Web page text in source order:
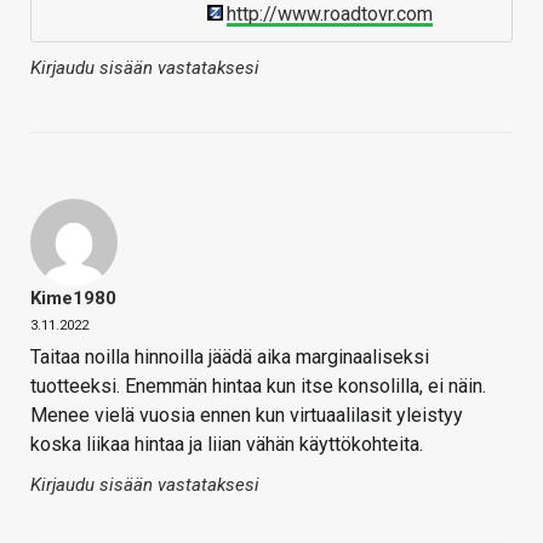
http://www.roadtovr.com
Kirjaudu sisään vastataksesi
Kime1980
3.11.2022
Taitaa noilla hinnoilla jäädä aika marginaaliseksi
tuotteeksi. Enemmän hintaa kun itse konsolilla, ei näin.
Menee vielä vuosia ennen kun virtuaalilasit yleistyy
koska liikaa hintaa ja liian vähän käyttökohteita.
Kirjaudu sisään vastataksesi